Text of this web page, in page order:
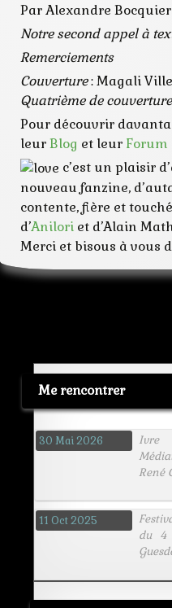
Par Alexandre Bocquier
Notre second appel à
Remerciements
Couverture: Magali
Quatrième de couverture
Pour découvrir
leurBlog et leur Forum
c’est un plaisir
nouveau fanzine,
contente, fière et
d’Anilori et d’Alain
Merci et bisous à vous
Me rencontrer
30 Mai 2026
René
11 Oct 2025
du 4